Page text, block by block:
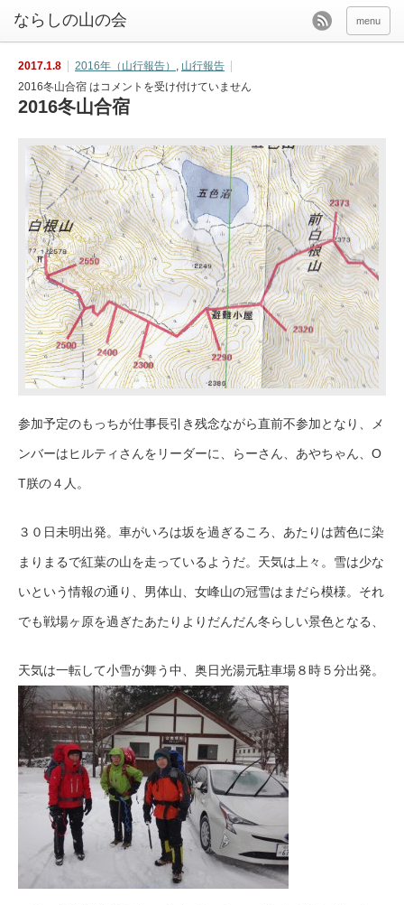
menu
2017.1.8 2016年（山行報告） , 山行報告
2016冬山合宿 はコメントを受け付けていません
2016冬山合宿
参加予定のもっちが仕事長引き残念ながら直前不参加となり、メ
ンバーはヒルティさんをリーダーに、らーさん、あやちゃん、O
T朕の４人。
３０日未明出発。車がいろは坂を過ぎるころ、あたりは茜色に染
まりまるで紅葉の山を走っているようだ。天気は上々。雪は少な
いという情報の通り、男体山、女峰山の冠雪はまだら模様。それ
でも戦場ヶ原を過ぎたあたりよりだんだん冬らしい景色となる、
天気は一転して小雪が舞う中、奥日光湯元駐車場８時５分出発。